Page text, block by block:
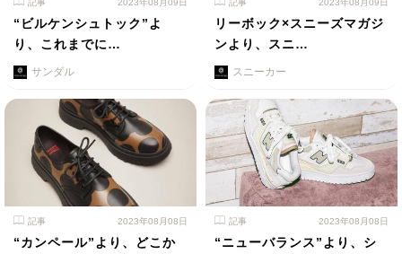
記事 2023年08月09日
“ビルケンシュトック”よ
り、これまでに…
サンダル
記事 2023年08月09日
リーボック×スニーズマガジ
ンより、スニ…
スニーカー
記事 2023年08月08日
“カンペール”より、どこか
記事 2023年08月08日
“ニューバランス”より、シ